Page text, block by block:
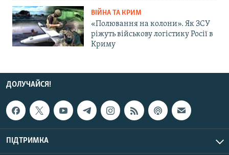
ВІЙНА ТА КРИМ
«Полювання на колони». Як ЗСУ
ріжуть військову логістику Росії в
Криму
ДОЛУЧАЙСЯ!
ПІДТРИМКА